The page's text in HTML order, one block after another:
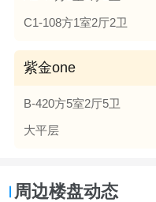
C1-108方1室2厅2卫
紫金one
B-420方5室2厅5卫
大平层
周边楼盘动态